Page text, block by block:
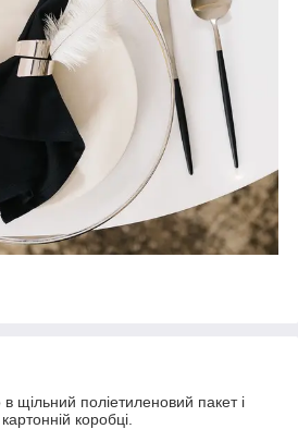
щільний поліетиленовий пакет і
коробці.